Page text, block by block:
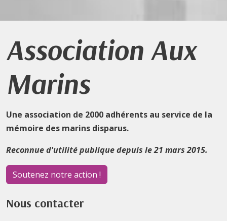
Association Aux
Marins
Une association de 2000 adhérents au service de la
mémoire des marins disparus.
Reconnue d'utilité publique depuis le 21 mars 2015.
Soutenez notre action !
Nous contacter